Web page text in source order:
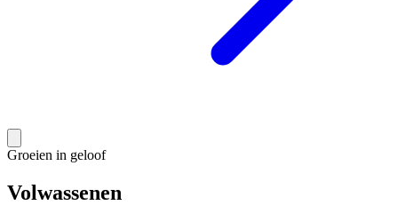
Groeien in geloof
Volwassenen